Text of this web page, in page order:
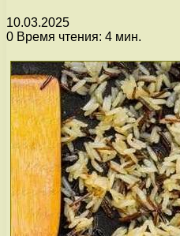
10.03.2025
0 Время чтения: 4 мин.